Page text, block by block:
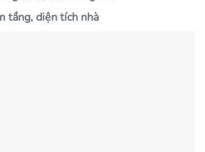
tầng, diện tích nhà